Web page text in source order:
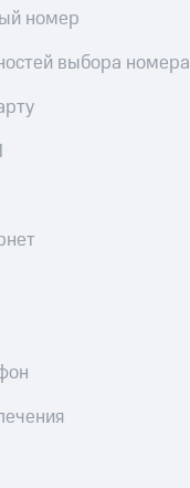
номер
выбора номера